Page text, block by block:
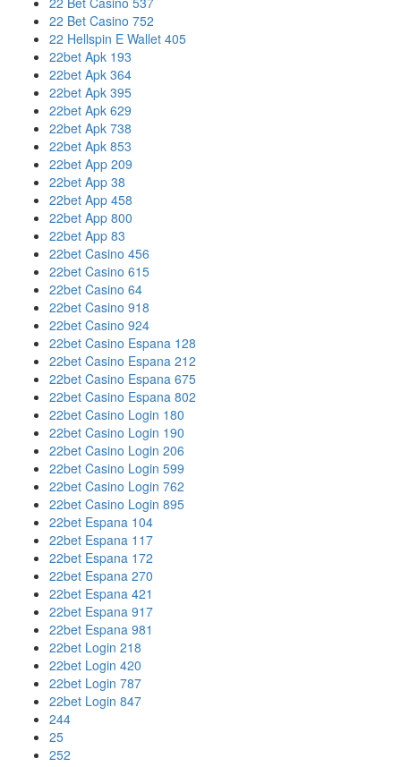
22 Bet Casino 752
22 Hellspin E Wallet 405
22bet Apk 193
22bet Apk 364
22bet Apk 395
22bet Apk 629
22bet Apk 738
22bet Apk 853
22bet App 209
22bet App 38
22bet App 458
22bet App 800
22bet App 83
22bet Casino 456
22bet Casino 615
22bet Casino 64
22bet Casino 918
22bet Casino 924
22bet Casino Espana 128
22bet Casino Espana 212
22bet Casino Espana 675
22bet Casino Espana 802
22bet Casino Login 180
22bet Casino Login 190
22bet Casino Login 206
22bet Casino Login 599
22bet Casino Login 762
22bet Casino Login 895
22bet Espana 104
22bet Espana 117
22bet Espana 172
22bet Espana 270
22bet Espana 421
22bet Espana 917
22bet Espana 981
22bet Login 218
22bet Login 420
22bet Login 787
22bet Login 847
244
25
252